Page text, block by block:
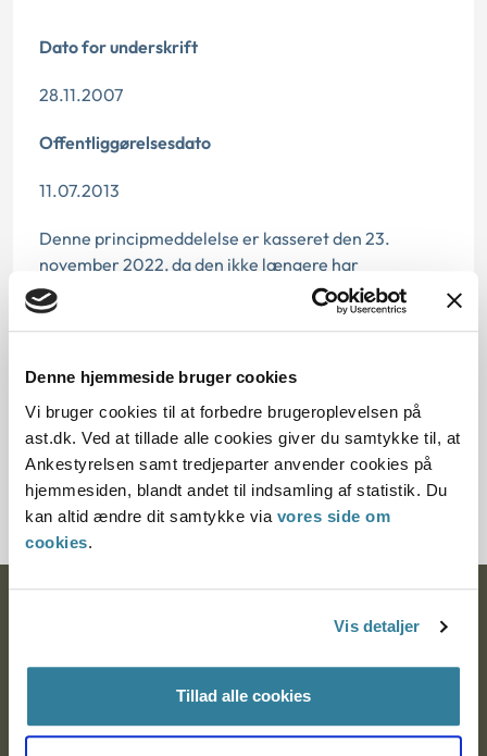
Denne hjemmeside bruger cookies
Vi bruger cookies til at forbedre brugeroplevelsen på
ast.dk. Ved at tillade alle cookies giver du samtykke til, at
Ankestyrelsen samt tredjeparter anvender cookies på
hjemmesiden, blandt andet til indsamling af statistik. Du
kan altid ændre dit samtykke via vores side om
cookies.
Vis detaljer
Tillad alle cookies
Dato for underskrift
28.11.2007
Offentliggørelsesdato
11.07.2013
Denne principmeddelelse er kasseret den 23.
november 2022, da den ikke længere har
vejledningsværdi.
Paragraf
§ 112 § 97 § 113
Journalnummer
3500209-07
9000 Aalborg